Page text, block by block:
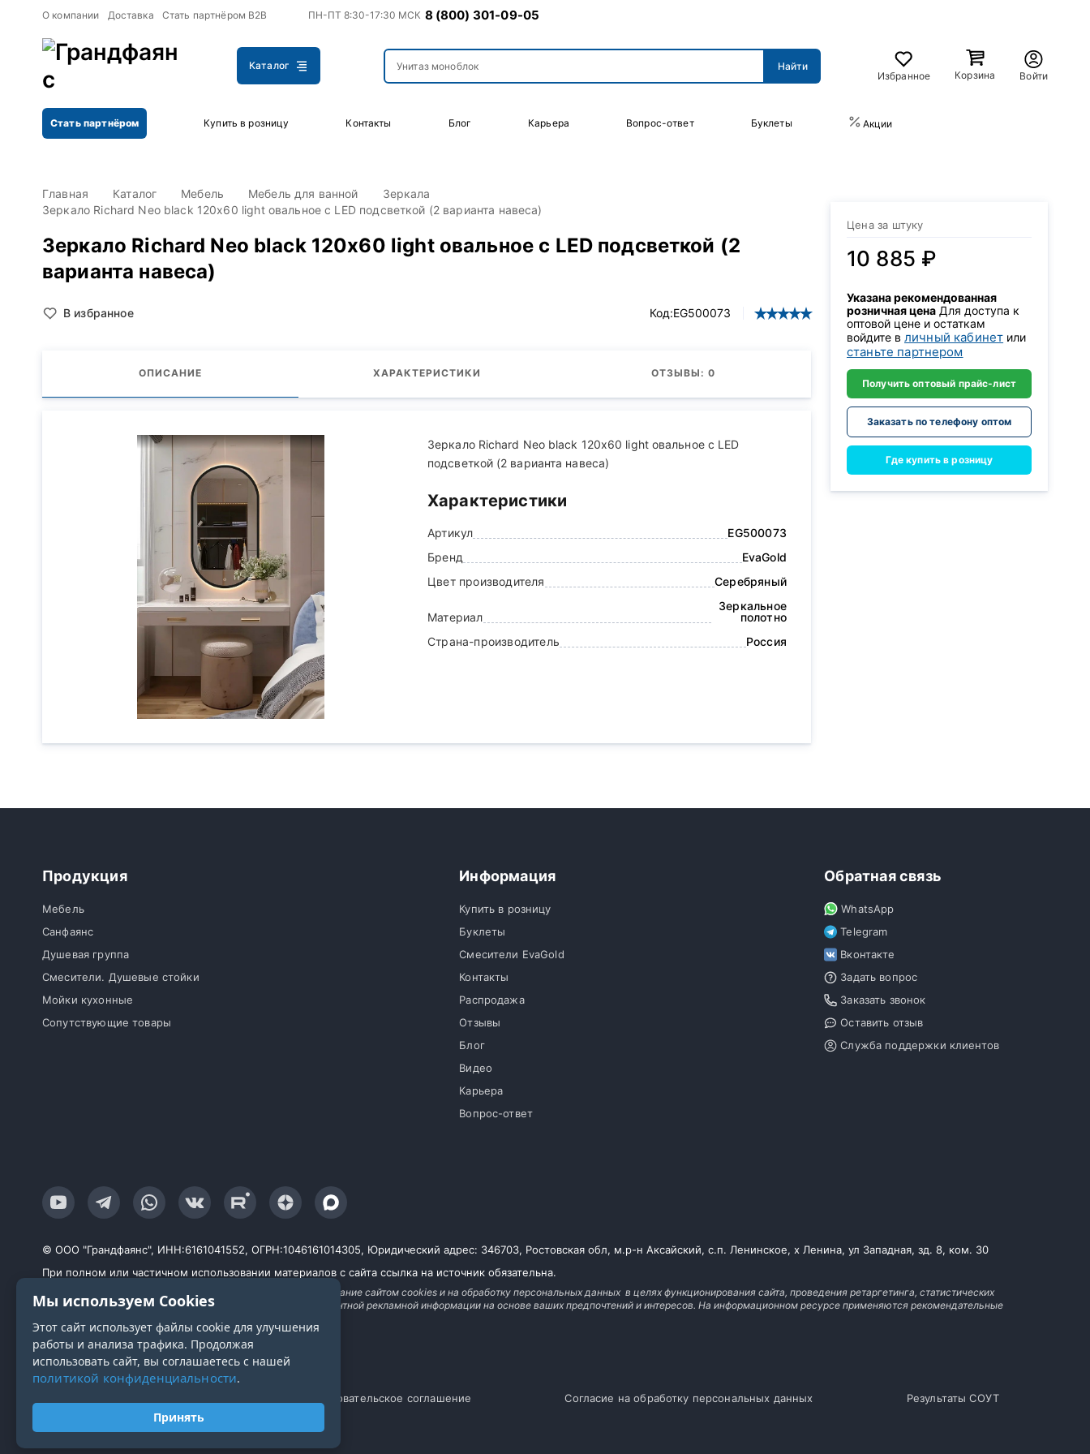
О компании Доставка Стать партнёром B2B ПН-ПТ 8:30-17:30 МСК 8 (800) 301-09-05
Каталог
Избранное
Корзина Войти
Стать партнёром Купить в розницу Контакты Блог Карьера Вопрос-ответ Буклеты Акции
Главная Каталог Мебель Мебель для ванной
Зеркала
Зеркало Richard Neo black 120х60 light овальное с LED подсветкой (2 варианта навеса)
Зеркало Richard Neo black 120х60 light овальное с LED подсветкой (2
варианта навеса)
В избранное Код:EG500073
ОПИСАНИЕ ХАРАКТЕРИСТИКИ ОТЗЫВЫ: 0
Зеркало Richard Neo black 120х60 light овальное с LED
подсветкой (2 варианта навеса)
Характеристики
Артикул
EG500073
Бренд
EvaGold
Цвет производителя
Серебряный
Материал
Зеркальное
полотно
Страна-производитель
Россия
Цена за штуку
10 885 ₽
Указана рекомендованная
розничная цена Для доступа к
оптовой цене и остаткам
войдите в личный кабинет или
станьте партнером
Получить оптовый прайс-лист
Заказать по телефону оптом
Где купить в розницу
Продукция
Мебель
Санфаянс
Душевая группа
Смесители. Душевые стойки
Мойки кухонные
Сопутствующие товары
Информация
Купить в розницу
Буклеты
Смесители EvaGold
Контакты
Распродажа
Отзывы
Блог
Видео
Карьера
Вопрос-ответ
Обратная связь
WhatsApp
Telegram
Вконтакте
Задать вопрос
Заказать звонок
Оставить отзыв
Служба поддержки клиентов
© ООО "Грандфаянс", ИНН:6161041552, ОГРН:1046161014305, Юридический адрес: 346703, Ростовская обл, м.р-н Аксайский, с.п. Ленинское, х Ленина, ул Западная, зд. 8, ком. 30
При полном или частичном использовании материалов с сайта ссылка на источник обязательна.
Продолжая работу с сайтом, вы даете согласие на использование сайтом cookies и на обработку персональных данных в целях функционирования сайта, проведения ретаргетинга, статистических
исследований, улучшения сервиса и предоставления релевантной рекламной информации на основе ваших предпочтений и интересов. На информационном ресурсе применяются рекомендательные
Пользовательское соглашение Согласие на обработку персональных данных Результаты СОУТ
Мы используем Cookies
Этот сайт использует файлы cookie для улучшения
работы и анализа трафика. Продолжая
использовать сайт, вы соглашаетесь с нашей
политикой конфиденциальности.
Принять